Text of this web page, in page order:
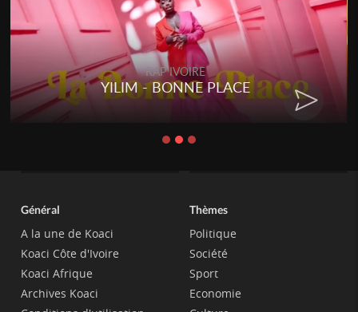
RAP IVOIRE
YILIM - BONNE PLACE
Général
A la une de Koaci
Koaci Côte d'Ivoire
Koaci Afrique
Archives Koaci
Thèmes
Politique
Société
Sport
Economie